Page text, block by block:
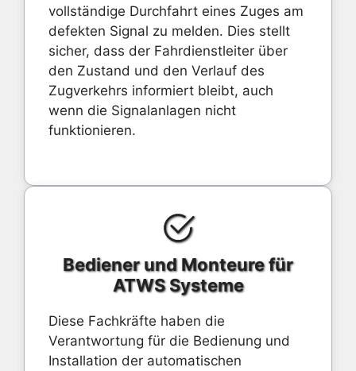
vollständige Durchfahrt eines Zuges am
defekten Signal zu melden. Dies stellt
sicher, dass der Fahrdienstleiter über
den Zustand und den Verlauf des
Zugverkehrs informiert bleibt, auch
wenn die Signalanlagen nicht
funktionieren.
Bediener und Monteure für
ATWS Systeme
Diese Fachkräfte haben die
Verantwortung für die Bedienung und
Installation der automatischen